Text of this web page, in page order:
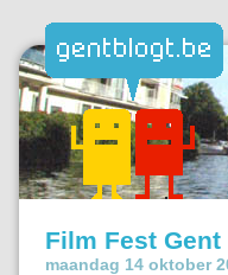
Film Fest Gent
maandag 14 oktober